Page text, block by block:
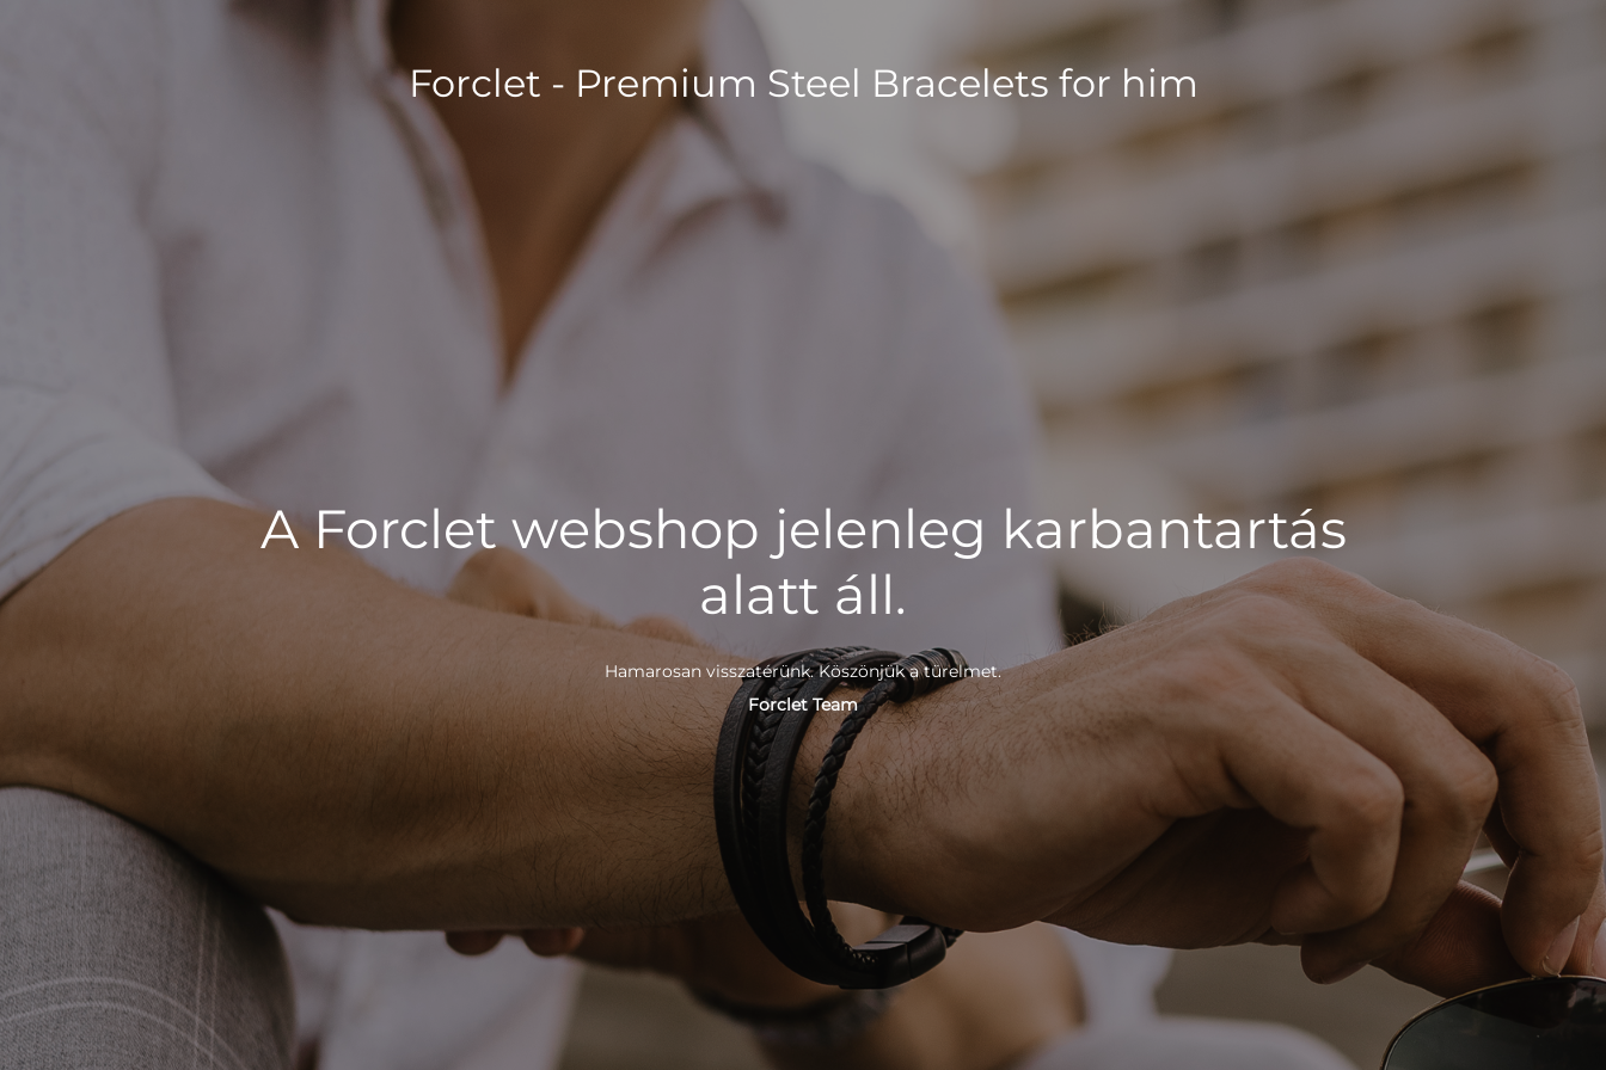
Forclet - Premium Steel Bracelets for him
A Forclet webshop jelenleg karbantartás
alatt áll.
Hamarosan visszatérünk. Köszönjük a türelmet.
Forclet Team